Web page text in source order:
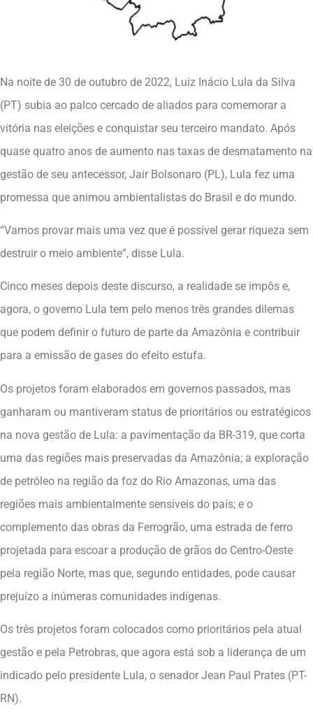
Na noite de 30 de outubro de 2022, Luiz Inácio Lula da Silva
(PT) subia ao palco cercado de aliados para comemorar a
vitória nas eleições e conquistar seu terceiro mandato. Após
quase quatro anos de aumento nas taxas de desmatamento na
gestão de seu antecessor, Jair Bolsonaro (PL), Lula fez uma
promessa que animou ambientalistas do Brasil e do mundo.
“Vamos provar mais uma vez que é possível gerar riqueza sem
destruir o meio ambiente”, disse Lula.
Cinco meses depois deste discurso, a realidade se impôs e,
agora, o governo Lula tem pelo menos três grandes dilemas
que podem definir o futuro de parte da Amazônia e contribuir
para a emissão de gases do efeito estufa.
Os projetos foram elaborados em governos passados, mas
ganharam ou mantiveram status de prioritários ou estratégicos
na nova gestão de Lula: a pavimentação da BR-319, que corta
uma das regiões mais preservadas da Amazônia; a exploração
de petróleo na região da foz do Rio Amazonas, uma das
regiões mais ambientalmente sensíveis do país; e o
complemento das obras da Ferrogrão, uma estrada de ferro
projetada para escoar a produção de grãos do Centro-Oeste
pela região Norte, mas que, segundo entidades, pode causar
prejuízo a inúmeras comunidades indígenas.
Os três projetos foram colocados como prioritários pela atual
gestão e pela Petrobras, que agora está sob a liderança de um
indicado pelo presidente Lula, o senador Jean Paul Prates (PT-
RN).